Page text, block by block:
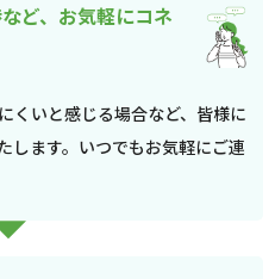
ど、お気軽にコネ
くいと感じる場合など、皆様に
します。いつでもお気軽にご連